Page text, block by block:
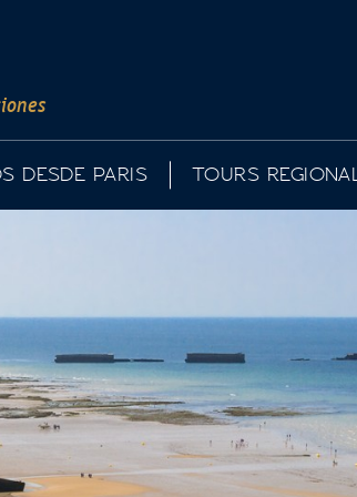
DESDE PARIS TOURS